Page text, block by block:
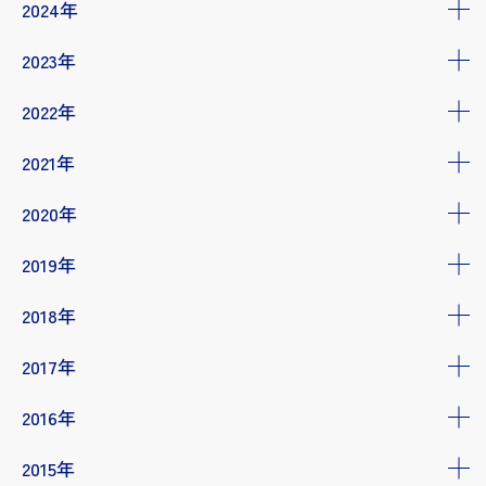
2024年
2023年
2022年
2021年
2020年
2019年
2018年
2017年
2016年
2015年